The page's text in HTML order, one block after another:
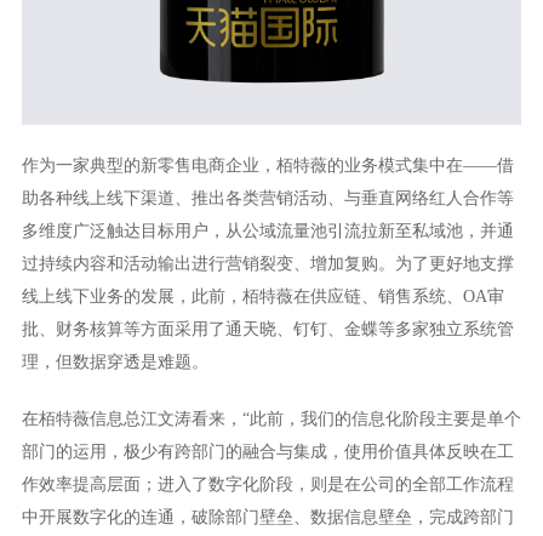
作为一家典型的新零售电商企业，栢特薇的业务模式集中在——借
助各种线上线下渠道、推出各类营销活动、与垂直网络红人合作等
多维度广泛触达目标用户，从公域流量池引流拉新至私域池，并通
过持续内容和活动输出进行营销裂变、增加复购。为了更好地支撑
线上线下业务的发展，此前，栢特薇在供应链、销售系统、OA审
批、财务核算等方面采用了通天晓、钉钉、金蝶等多家独立系统管
理，但数据穿透是难题。
在栢特薇信息总江文涛看来，“此前，我们的信息化阶段主要是单个
部门的运用，极少有跨部门的融合与集成，使用价值具体反映在工
作效率提高层面；进入了数字化阶段，则是在公司的全部工作流程
中开展数字化的连通，破除部门壁垒、数据信息壁垒，完成跨部门